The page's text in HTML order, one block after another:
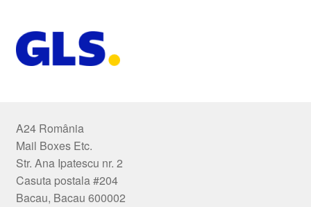
A24 România
Mail Boxes Etc.
Str. Ana Ipatescu nr. 2
Casuta postala #204
Bacau, Bacau 600002